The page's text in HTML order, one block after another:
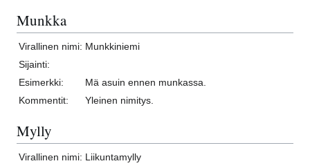
Munkka
Virallinen nimi: Munkkiniemi
Sijainti:
Esimerkki:
Mä asuin ennen munkassa.
Kommentit:
Yleinen nimitys.
Mylly
Virallinen nimi: Liikuntamylly